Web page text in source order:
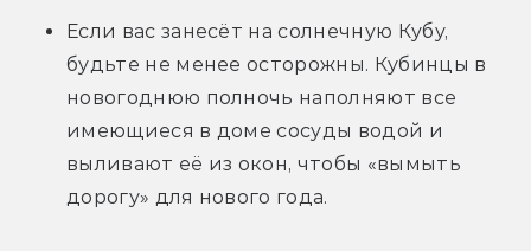
Если вас занесёт на солнечную Кубу,
будьте не менее осторожны. Кубинцы в
новогоднюю полночь наполняют все
имеющиеся в доме сосуды водой и
выливают её из окон, чтобы «вымыть
дорогу» для нового года.